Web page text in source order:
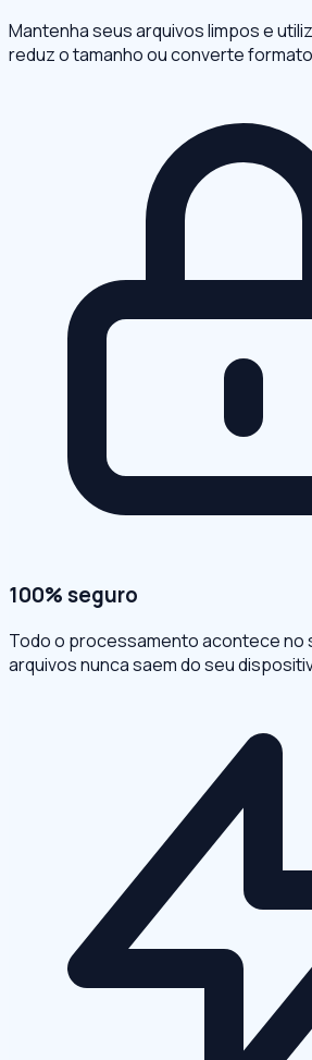
Mantenha seus arquivos limpos e
reduz o tamanho ou converte
100% seguro
Todo o processamento acontece no
arquivos nunca saem do seu